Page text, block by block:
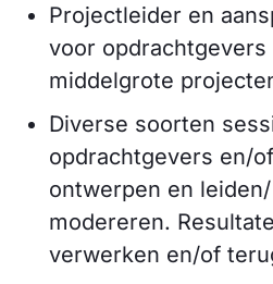
Projectleider en
voor opdrachtgevers
middelgrote
Diverse soorten
opdrachtgevers en/
ontwerpen en
modereren.
verwerken en/of